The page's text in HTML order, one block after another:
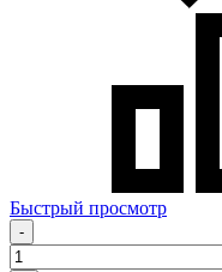
Быстрый просмотр
-